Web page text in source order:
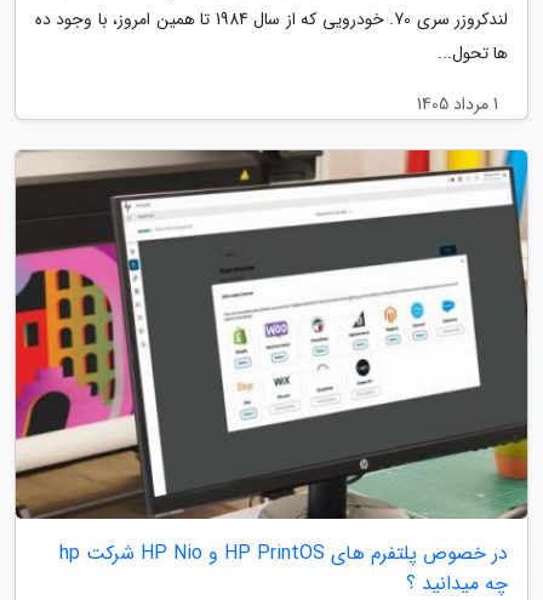
لندکروزر سری 70. خودرویی که از سال 1984 تا همین امروز، با وجود ده
ها تحول...
1 مرداد 1405
در خصوص پلتفرم های HP PrintOS و HP Nio شرکت hp
چه میدانید ؟